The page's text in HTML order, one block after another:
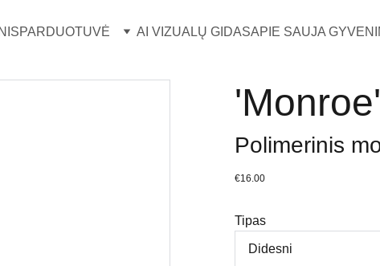
PARDUOTUVĖ AI VIZUALŲ GIDASAPIE SAUJA
Polimerinis
€16.00
Tipas